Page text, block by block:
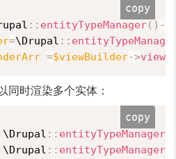
: : entityTypeManager( ) -
=\Drupal : :
=$viewBuilder->view
copy
同时渲染多个实体：
\Drupal : : entityTypeManager
\Drupal : : entityTypeManager
copy